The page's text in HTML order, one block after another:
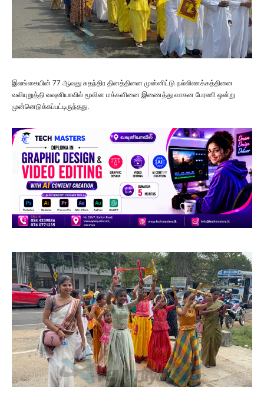
இலங்கையின் 77 ஆவது சுதந்திர தினத்தினை முன்னிட்டு நல்லிணக்கத்தினை
வலியுறுத்தி வவுனியாவில் மூவின மக்களினை இணைத்து வாகன பேரணி ஒன்று
முன்னெடுக்கப்பட்டிருந்தது.